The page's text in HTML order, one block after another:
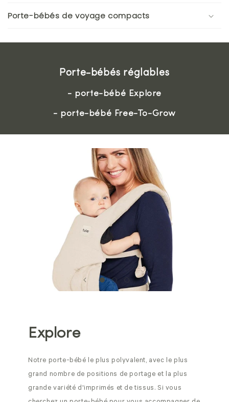
Porte-bébés de voyage compacts
Porte-bébés réglables
- porte-bébé Explore
- porte-bébé Free-To-Grow
Explore
Notre porte-bébé le plus polyvalent, avec le plus
grand nombre de positions de portage et la plus
grande variété d'imprimés et de tissus. Si vous